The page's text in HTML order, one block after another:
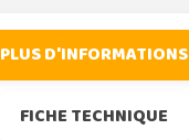
PLUS D'INFORMATIONS
FICHE TECHNIQUE